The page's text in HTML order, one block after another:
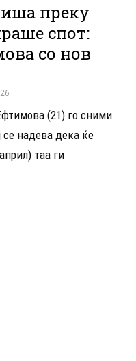
преку
спот:
со нов
(21) го сними
се надева дека ќе
таа ги